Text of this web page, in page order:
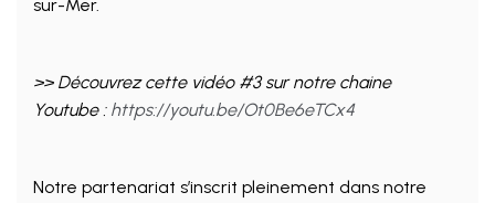
sur-Mer.
>> Découvrez cette vidéo #3 sur notre chaine
Youtube : https://youtu.be/Ot0Be6eTCx4
Notre partenariat s’inscrit pleinement dans notre